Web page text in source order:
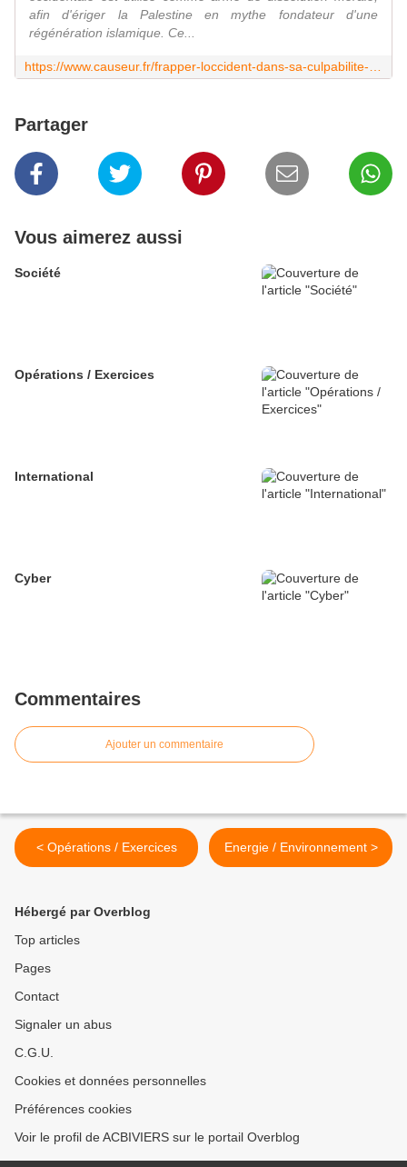
afin d'ériger la Palestine en mythe fondateur d'une
régénération islamique. Ce...
Partager
Vous aimerez aussi
Société
Opérations / Exercices
International
Cyber
Commentaires
Ajouter un commentaire
< Opérations / Exercices Energie / Environnement >
Hébergé par Overblog
Top articles
Pages
Contact
Signaler un abus
C.G.U.
Cookies et données personnelles
Préférences cookies
Voir le profil de ACBIVIERS sur le portail Overblog